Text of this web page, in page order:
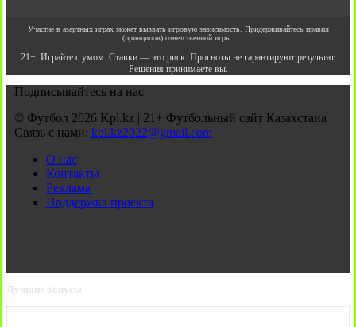
Участие в азартных играх может вызвать игровую зависимость. Придерживайтесь правил
(принципов) ответственной игры.
21+. Играйте с умом. Ставки — это риск. Прогнозы не гарантируют результат.
Решения принимаете вы.
Подписывайтесь на нас
© Футбол 2026 Kpl.kz | 21+ Футбольный сайт Казахстана |
Связь с нами: kpl.kz2022@gmail.com
О нас
Контакты
Реклама
Поддержка проекта
Лучшие бонусы